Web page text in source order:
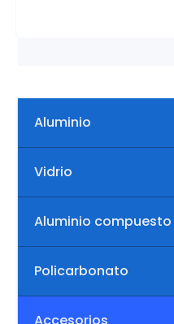
Aluminio
Vidrio
Aluminio compuesto
Policarbonato
Accesorios